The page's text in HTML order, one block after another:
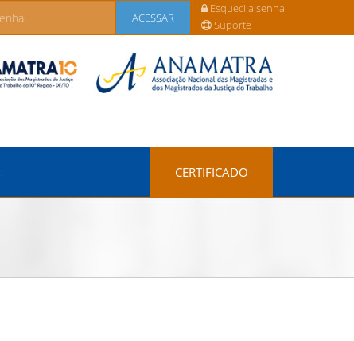
ACESSAR
Esqueci a senha
Suporte
CERTIFICADO